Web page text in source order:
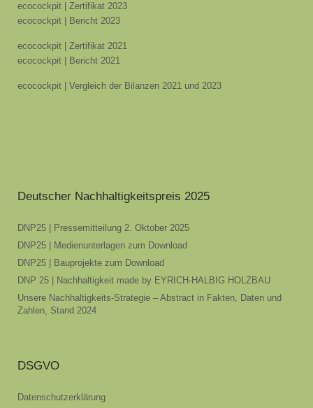
ecocockpit | Zertifikat 2023
ecocockpit | Bericht 2023
ecocockpit | Zertifikat 2021
ecocockpit | Bericht 2021
ecocockpit | Vergleich der Bilanzen 2021 und 2023
Deutscher Nachhaltigkeitspreis 2025
DNP25 | Pressemitteilung 2. Oktober 2025
DNP25 | Medienunterlagen zum Download
DNP25 | Bauprojekte zum Download
DNP 25 | Nachhaltigkeit made by EYRICH-HALBIG HOLZBAU
Unsere Nachhaltigkeits-Strategie – Abstract in Fakten, Daten und
Zahlen, Stand 2024
DSGVO
Datenschutzerklärung